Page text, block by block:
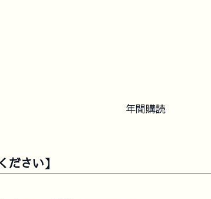
年間購読
ださい】